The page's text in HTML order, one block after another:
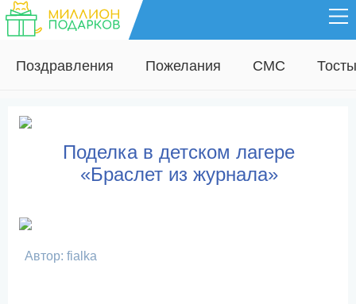
Поздравления Пожелания СМС Тосты
Поделка в детском лагере
«Браслет из журнала»
Автор: fialka